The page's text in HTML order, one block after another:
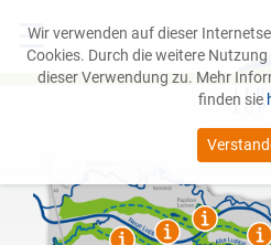
Wir verwenden auf dieser
Cookies. Durch die weitere
dieser Verwendung zu. Mehr
finden sie
☰
Leipziger Auwald